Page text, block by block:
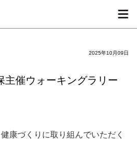
主催ウォーキングラリー
2025年10月09日
康づくりに取り組んでいただく